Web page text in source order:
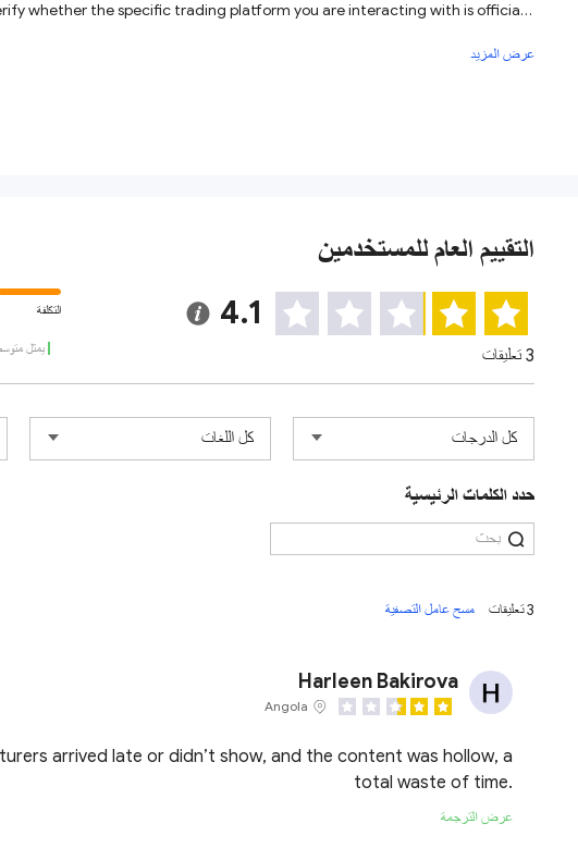
whether the specific trading platform you are interacting with is officially
عرض المزيد
التقييم العام للمستخدمين
4.1
3 تعليقات
التكلفة
يمثل
حدد الكلمات الرئيسية
3 تعليقات مسح عامل التصفية
Harleen Bakirova
Angola
arrived late or didn’t show, and the content was hollow, a
total waste of time.
عرض الترجمة